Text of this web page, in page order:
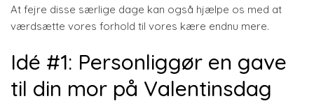
At fejre disse særlige dage kan også hjælpe os med at
værdsætte vores forhold til vores kære endnu mere.
Idé #1: Personliggør en gave
til din mor på Valentinsdag